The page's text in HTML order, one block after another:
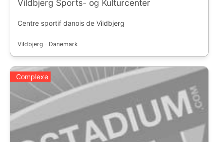
Vildbjerg Sports- og Kulturcenter
Centre sportif danois de Vildbjerg
Vildbjerg - Danemark
Complexe